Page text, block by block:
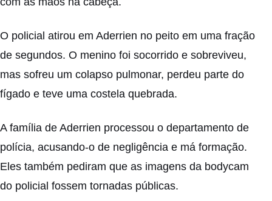
O policial atirou em Aderrien no peito em uma fração
de segundos. O menino foi socorrido e sobreviveu,
mas sofreu um colapso pulmonar, perdeu parte do
fígado e teve uma costela quebrada.
A família de Aderrien processou o departamento de
polícia, acusando-o de negligência e má formação.
Eles também pediram que as imagens da bodycam
do policial fossem tornadas públicas.